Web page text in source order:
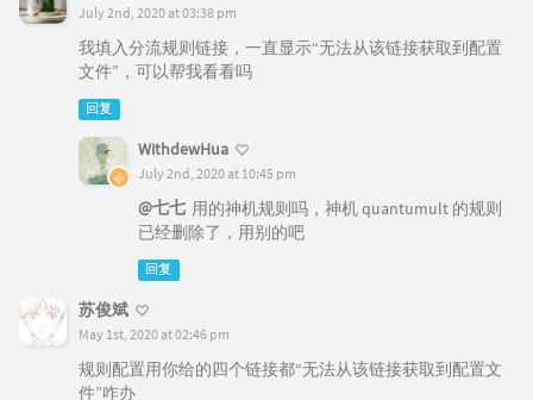
July 2nd, 2020 at 03:38 pm
我填入分流规则链接，一直显示“无法从该链接获取到配置
文件”，可以帮我看看吗
回复
WithdewHua
July 2nd, 2020 at 10:45 pm
@七七 用的神机规则吗，神机 quantumult 的规则
已经删除了，用别的吧
回复
苏俊斌
May 1st, 2020 at 02:46 pm
规则配置用你给的四个链接都“无法从该链接获取到配置文
件”咋办